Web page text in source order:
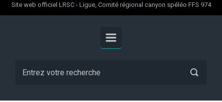
Site web officiel LRSC - Ligue, Comité régional canyon spéléo FFS 974